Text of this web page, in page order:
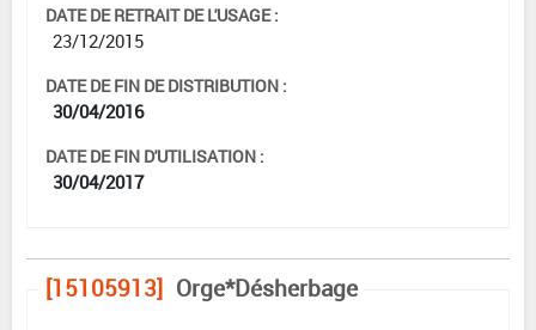
DATE DE RETRAIT DE L'USAGE :
23/12/2015
DATE DE FIN DE DISTRIBUTION :
30/04/2016
DATE DE FIN D'UTILISATION :
30/04/2017
[15105913] Orge*Désherbage